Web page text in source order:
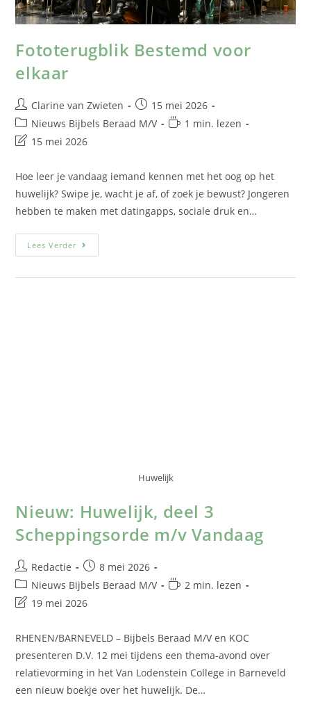
Fototerugblik Bestemd voor
elkaar
Clarine van Zwieten
15 mei 2026
Nieuws Bijbels Beraad M/V
1 min. lezen
15 mei 2026
Hoe leer je vandaag iemand kennen met het oog op het
huwelijk? Swipe je, wacht je af, of zoek je bewust? Jongeren
hebben te maken met datingapps, sociale druk en…
Lees Verder
Huwelijk
Nieuw: Huwelijk, deel 3
Scheppingsorde m/v Vandaag
Redactie
8 mei 2026
Nieuws Bijbels Beraad M/V
2 min. lezen
19 mei 2026
RHENEN/BARNEVELD – Bijbels Beraad M/V en KOC
presenteren D.V. 12 mei tijdens een thema-avond over
relatievorming in het Van Lodenstein College in Barneveld
een nieuw boekje over het huwelijk. De…